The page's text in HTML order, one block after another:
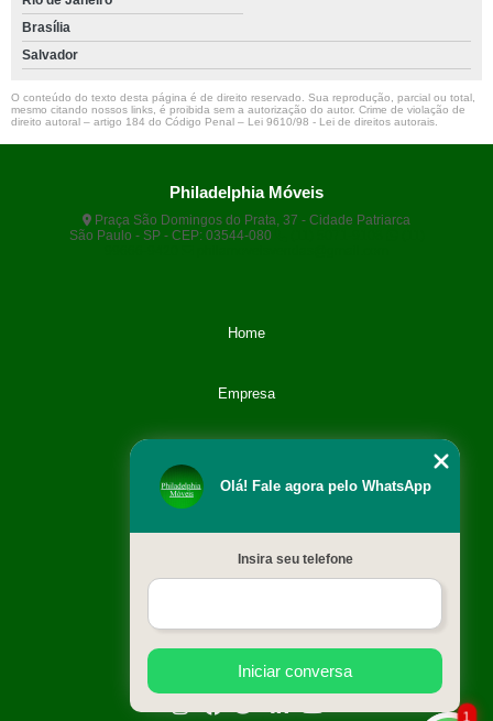
Brasília
Salvador
O conteúdo do texto desta página é de direito reservado. Sua reprodução, parcial ou total,
mesmo citando nossos links, é proibida sem a autorização do autor. Crime de violação de
direito autoral – artigo 184 do Código Penal – Lei 9610/98 - Lei de direitos autorais
Philadelphia Móveis
Praça São Domingos do Prata, 37 - Cidade Patriarca
São Paulo - SP - CEP: 03544-080
Home
Empresa
Catálogo
1
Olá! Fale agora pelo WhatsApp
Insira seu telefone
Iniciar conversa